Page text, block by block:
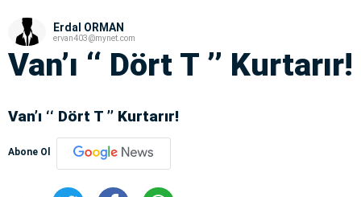
Erdal ORMAN
ervan403@mynet.com
Van’ı ‘‘ Dört T ’’ Kurtarır!
Van’ı ‘‘ Dört T ’’ Kurtarır!
Abone Ol